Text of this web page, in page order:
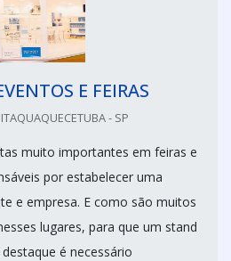
E FEIRAS
- SP
muito importantes em feiras e
por estabelecer uma
e empresa. E como são muitos
lugares, para que um stand
é necessário